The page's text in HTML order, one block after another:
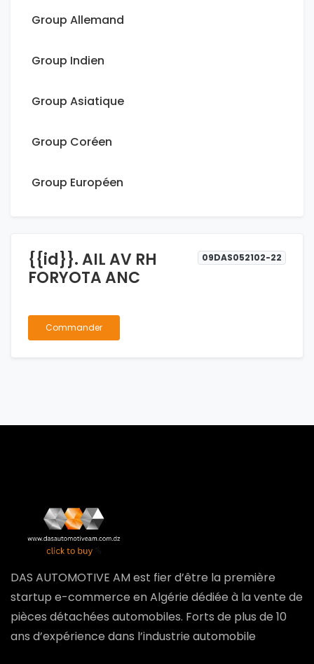
Group Allemand
Group Indien
Group Asiatique
Group Coréen
Group Européen
{{id}}. AIL AV RH
FORYOTA ANC
09DAS052102-22
Commander
DAS AUTOMOTIVE AM est fier d’être la première
startup e-commerce en Algérie dédiée à la vente de
pièces détachées automobiles. Forts de plus de 10
ans d’expérience dans l’industrie automobile